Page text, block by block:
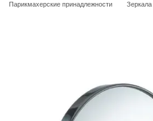
Парикмахерские принадлежности Зеркала